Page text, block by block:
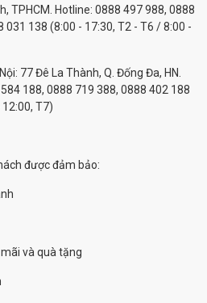
TPHCM. Hotline: 0888 497 988, 0888
031 138 (8:00 - 17:30, T2 - T6 / 8:00 -
77 Đê La Thành, Q. Đống Đa, HN.
188, 0888 719 388, 0888 402 188
T7)
được đảm bảo:
và quà tặng